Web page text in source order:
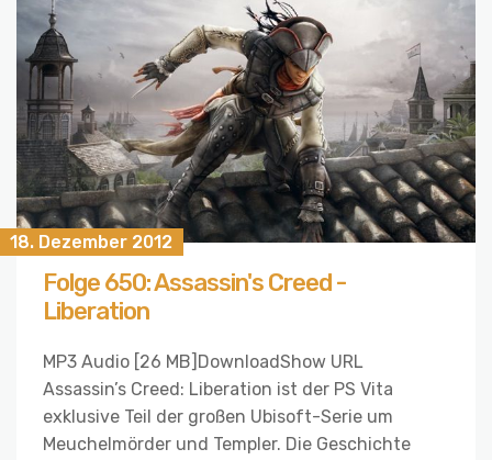
18. Dezember 2012
Folge 650: Assassin's Creed -
Liberation
MP3 Audio [26 MB]DownloadShow URL
Assassin’s Creed: Liberation ist der PS Vita
exklusive Teil der großen Ubisoft-Serie um
Meuchelmörder und Templer. Die Geschichte